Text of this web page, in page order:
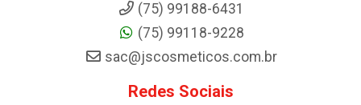
(75) 99188-6431
(75) 99118-9228
sac@jscosmeticos.com.br
Redes Sociais